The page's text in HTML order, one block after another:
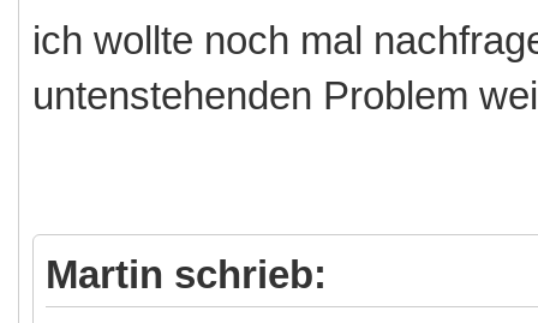
ich wollte noch mal
untenstehenden Problem
Martin schrieb: